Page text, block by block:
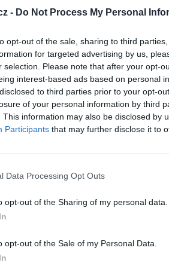
- Do Not Process My Personal
opt-out of the sale, sharing to third
for targeted advertising by us,
selection. Please note that after your opt-
interest-based ads based on personal
to third parties prior to your opt-
of your personal information by third
This information may also be disclosed by
Participants that may further disclose it to
Data Processing Opt Outs
opt-out of the Sharing of my personal data.
opt-out of the Sale of my Personal Data.
se satelitem Express AM5je
na platformě těžké třídy Express
na pozici 140°E, kde bude
na území Ruska, prezidentskou a
(telefonie, videokonference,
sítí na základě technologie